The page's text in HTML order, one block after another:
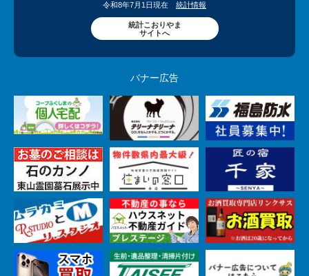
令和8年7月1日現在 統計情報
統計こおりやま
サイトへ
バナー広告